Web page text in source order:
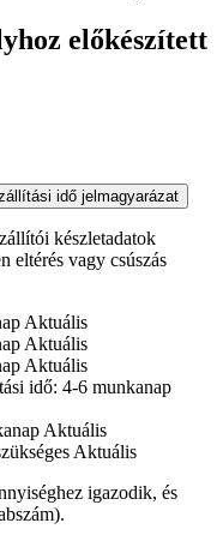
előkészített
idő jelmagyarázat
készletadatok
eltérés vagy csúszás
Aktuális
Aktuális
Aktuális
idő: 4-6 munkanap
Aktuális
Aktuális
igazodik, és